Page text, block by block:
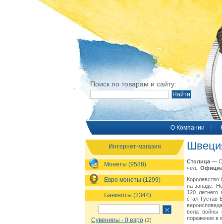
Поиск по товарам и сайту:
O Компании
Интернет-магазин
Монеты (9588)
Евро монеты (1299)
Банкноты (2344)
Сувениры - 0 евро (2)
Столица —
чел.,
на западе.
120 летнего
стал Густав
вела войны
поражение в